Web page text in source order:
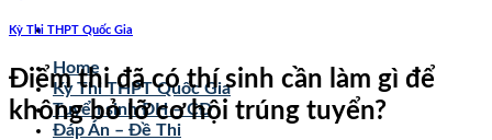
Home
Kỳ Thi THPT Quốc Gia
Tuyển sinh ĐH – CĐ
Đáp Án – Đề Thi
Kỳ Thi THPT Quốc Gia
Điểm thi đã có thí sinh cần làm gì để
không bỏ lỡ cơ hội trúng tuyển?